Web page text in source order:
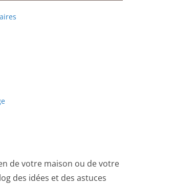
de votre maison ou de votre
des idées et des astuces